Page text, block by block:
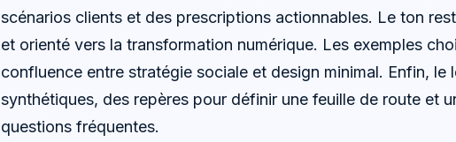
scénarios clients et des prescriptions actionnables. Le ton
et orienté vers la transformation numérique. Les exemples
confluence entre stratégie sociale et design minimal. Enfin, le
synthétiques, des repères pour définir une feuille de route et
questions fréquentes.